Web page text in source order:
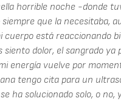
horrible noche -donde
que la necesitaba,
está reaccionando
siento dolor, el sangrado ya
energía vuelve por
tengo cita para un
ha solucionado solo, o no,